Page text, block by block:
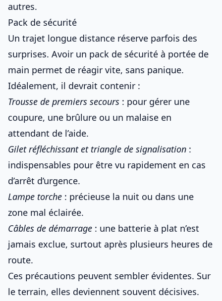
autres.
Pack de sécurité
Un trajet longue distance réserve parfois des
surprises. Avoir un pack de sécurité à portée de
main permet de réagir vite, sans panique.
Idéalement, il devrait contenir :
Trousse de premiers secours : pour gérer une
coupure, une brûlure ou un malaise en
attendant de l’aide.
Gilet réfléchissant et triangle de signalisation :
indispensables pour être vu rapidement en cas
d’arrêt d’urgence.
Lampe torche : précieuse la nuit ou dans une
zone mal éclairée.
Câbles de démarrage : une batterie à plat n’est
jamais exclue, surtout après plusieurs heures de
route.
Ces précautions peuvent sembler évidentes. Sur
le terrain, elles deviennent souvent décisives.